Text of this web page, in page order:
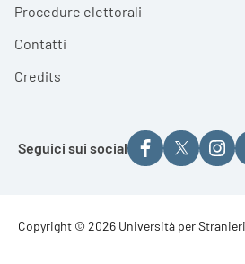
Procedure elettorali
Contatti
Credits
Seguici sui social
Footer - Copyright
Copyright © 2026 Università per